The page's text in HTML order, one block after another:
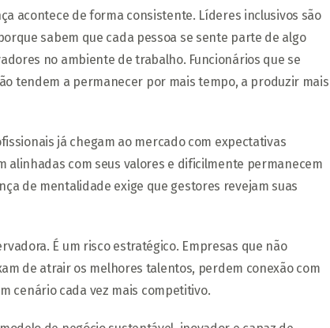
acontece de forma consistente. Líderes inclusivos são
sabem que cada pessoa se sente parte de algo
no ambiente de trabalho. Funcionários que se
tendem a permanecer por mais tempo, a produzir mais
já chegam ao mercado com expectativas
alinhadas com seus valores e dificilmente permanecem
de mentalidade exige que gestores revejam suas
É um risco estratégico. Empresas que não
de atrair os melhores talentos, perdem conexão com
cenário cada vez mais competitivo.